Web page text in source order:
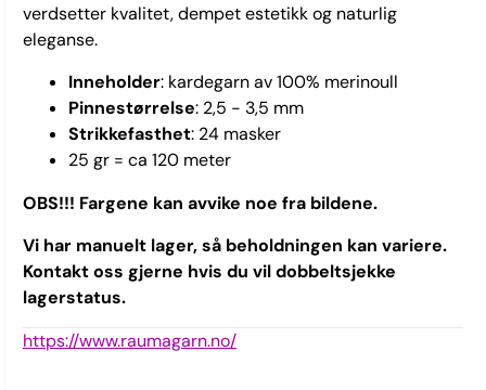
verdsetter kvalitet, dempet estetikk og naturlig
eleganse.
Inneholder: kardegarn av 100% merinoull
Pinnestørrelse: 2,5 - 3,5 mm
Strikkefasthet: 24 masker
25 gr = ca 120 meter
OBS!!! Fargene kan avvike noe fra bildene.
Vi har manuelt lager, så beholdningen kan variere.
Kontakt oss gjerne hvis du vil dobbeltsjekke
lagerstatus.
https://www.raumagarn.no/